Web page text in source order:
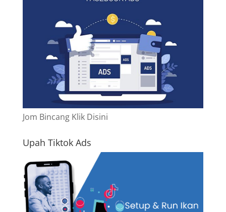
Jom Bincang Klik Disini
Upah Tiktok Ads